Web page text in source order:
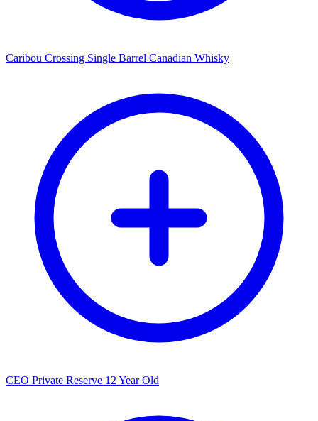
Caribou Crossing Single Barrel Canadian Whisky
CEO Private Reserve 12 Year Old